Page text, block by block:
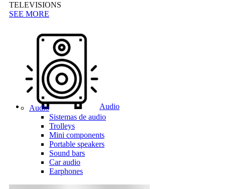
TELEVISIONS
SEE MORE
Audio
Audio
Sistemas de audio
Trolleys
Mini components
Portable speakers
Sound bars
Car audio
Earphones